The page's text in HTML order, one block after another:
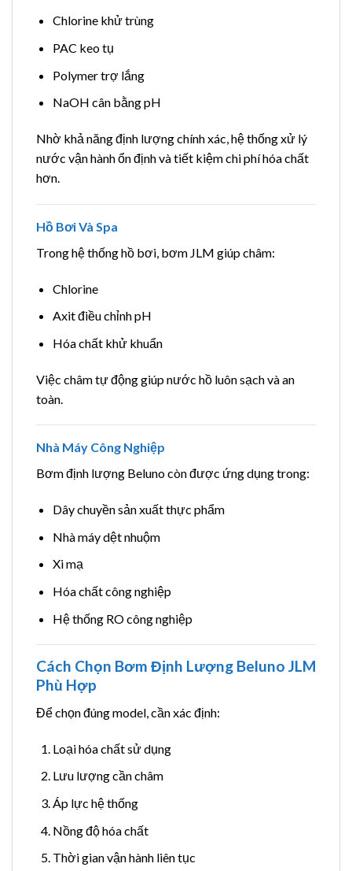
Chlorine khử trùng
PAC keo tụ
Polymer trợ lắng
NaOH cân bằng pH
Nhờ khả năng định lượng chính xác, hệ thống xử lý
nước vận hành ổn định và tiết kiệm chi phí hóa chất
hơn.
Hồ Bơi Và Spa
Trong hệ thống hồ bơi, bơm JLM giúp châm:
Chlorine
Axit điều chỉnh pH
Hóa chất khử khuẩn
Việc châm tự động giúp nước hồ luôn sạch và an
toàn.
Nhà Máy Công Nghiệp
Bơm định lượng Beluno còn được ứng dụng trong:
Dây chuyền sản xuất thực phẩm
Nhà máy dệt nhuộm
Xi mạ
Hóa chất công nghiệp
Hệ thống RO công nghiệp
Cách Chọn Bơm Định Lượng Beluno JLM
Phù Hợp
Để chọn đúng model, cần xác định:
Loại hóa chất sử dụng
Lưu lượng cần châm
Áp lực hệ thống
Nồng độ hóa chất
Thời gian vận hành liên tục